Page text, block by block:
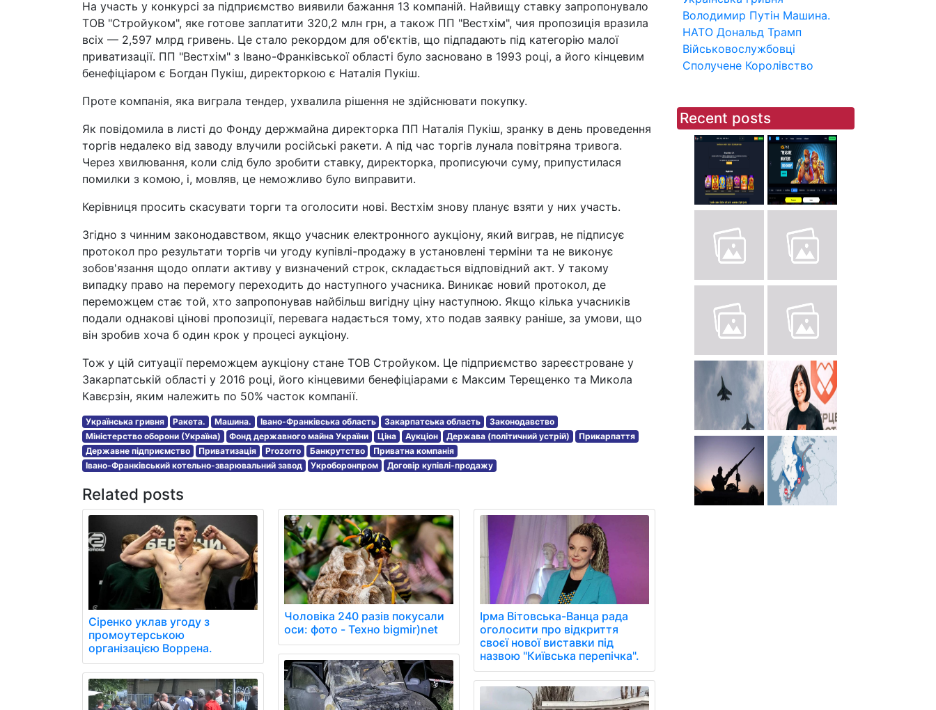
На участь у конкурсі за підприємство виявили бажання 13 компаній. Найвищу ставку запропонувало
ТОВ "Стройуком", яке готове заплатити 320,2 млн грн, а також ПП "Вестхім", чия пропозиція вразила
всіх — 2,597 млрд гривень. Це стало рекордом для об'єктів, що підпадають під категорію малої
приватизації. ПП "Вестхім" з Івано-Франківської області було засновано в 1993 році, а його кінцевим
бенефіціаром є Богдан Пукіш, директоркою є Наталія Пукіш.
Проте компанія, яка виграла тендер, ухвалила рішення не здійснювати покупку.
Як повідомила в листі до Фонду держмайна директорка ПП Наталія Пукіш, зранку в день проведення
торгів недалеко від заводу влучили російські ракети. А під час торгів лунала повітряна тривога.
Через хвилювання, коли слід було зробити ставку, директорка, прописуючи суму, припустилася
помилки з комою, і, мовляв, це неможливо було виправити.
Керівниця просить скасувати торги та оголосити нові. Вестхім знову планує взяти у них участь.
Згідно з чинним законодавством, якщо учасник електронного аукціону, який виграв, не підписує
протокол про результати торгів чи угоду купівлі-продажу в установлені терміни та не виконує
зобов'язання щодо оплати активу у визначений строк, складається відповідний акт. У такому
випадку право на перемогу переходить до наступного учасника. Виникає новий протокол, де
переможцем стає той, хто запропонував найбільш вигідну ціну наступною. Якщо кілька учасників
подали однакові цінові пропозиції, перевага надається тому, хто подав заявку раніше, за умови, що
він зробив хоча б один крок у процесі аукціону.
Тож у цій ситуації переможцем аукціону стане ТОВ Стройуком. Це підприємство зареєстроване у
Закарпатській області у 2016 році, його кінцевими бенефіціарами є Максим Терещенко та Микола
Кавєрзін, яким належить по 50% часток компанії.
Українська гривня Ракета. Машина. Івано-Франківська область Закарпатська область
Законодавство
Міністерство оборони (Україна)
Фонд державного майна України Ціна Аукціон Держава (політичний устрій)
Прикарпаття
Державне підприємство
Приватизація Prozorro Банкрутство
Приватна компанія
Івано-Франківський котельно-зварювальний завод
Укроборонпром Договір купівлі-продажу
Related posts
Сіренко уклав угоду з
промоутерською
організацією Воррена.
Чоловіка 240 разів покусали
оси: фото - Техно bigmir)net
Ірма Вітовська-Ванца рада
оголосити про відкриття
своєї нової виставки під
назвою "Київська перепічка".
Володимир Путін Машина.
НАТО Дональд Трамп
Військовослужбовці
Сполучене Королівство
Recent posts